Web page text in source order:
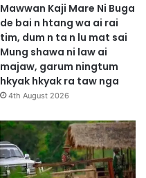
Mawwan Kaji Mare Ni Buga
de bai n htang wa ai rai
tim, dum n ta n lu mat sai
Mung shawa ni law ai
majaw, garum ningtum
hkyak hkyak ra taw nga
4th August 2026